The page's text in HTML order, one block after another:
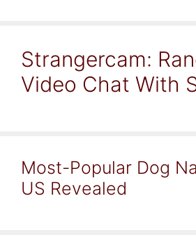
Strangercam:
Video Chat With
Most-Popular Dog
US Revealed